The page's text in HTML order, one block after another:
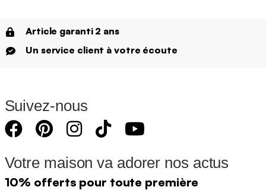
Article garanti 2 ans
Un service client à votre écoute
Suivez-nous
Votre maison va adorer nos actus
10% offerts pour toute première